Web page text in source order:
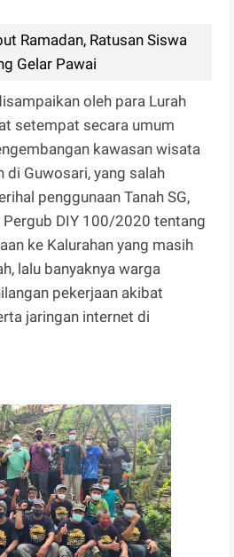
Ramadan, Ratusan Siswa
Gelar Pawai
oleh para Lurah
setempat secara umum
kawasan wisata
di Guwosari, yang salah
penggunaan Tanah SG,
DIY 100/2020 tentang
ke Kalurahan yang masih
lalu banyaknya warga
pekerjaan akibat
jaringan internet di